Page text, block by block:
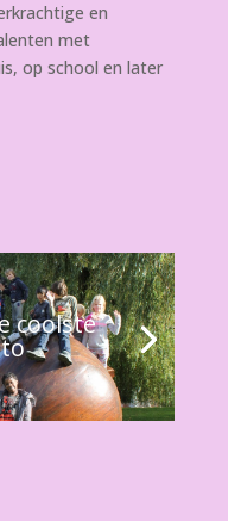
en
met
op school en later
coolste